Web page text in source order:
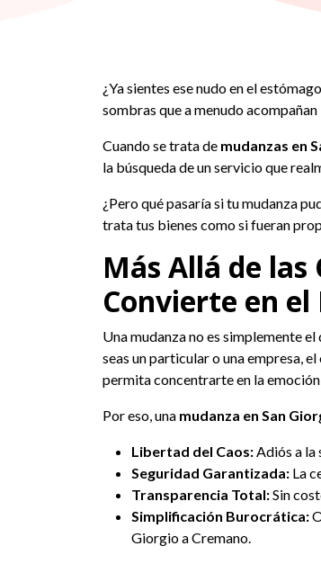
¿Ya sientes ese nudo en el
sombras que a menudo
Cuando se trata de mudanzas en
la búsqueda de un servicio que
¿Pero qué pasaría si tu mudanza
trata tus bienes como si fueran
Más Allá de las
Convierte en el
Una mudanza no es simplemente
seas un particular o una empresa,
permita concentrarte en la
Por eso, una mudanza en San
Libertad del Caos:Adiós a la
Seguridad Garantizada: La
Transparencia Total:Sin
Simplificación Burocrática:
Giorgio a Cremano.